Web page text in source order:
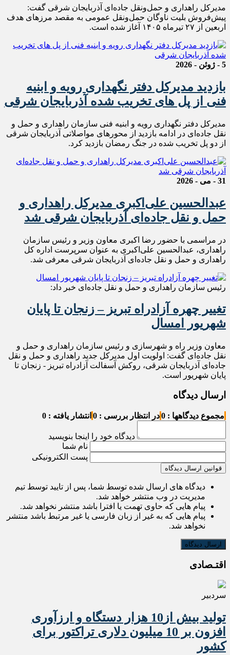
مدیرکل راهداری و حمل‌ونقل جاده‌ای آذربایجان شرقی گفت:
پیش‌فروش بلیت ناوگان حمل‌ونقل عمومی به مقصد مرزهای هدف
اربعین از ۲۷ تیرماه ۱۴۰۵ آغاز شده است.
5 - ژوئن - 2026
بازدید مدیرکل دفتر نگهداری رویه و ابنیه
فنی از پل های تخریب شده آذربایجان شرقی
مدیرکل دفتر نگهداری رویه و ابنیه فنی سازمان راهداری و حمل و
نقل جاده‌ای در ادامه بازدید از محورهای مواصلاتی آذربایجان شرقی
از دو‌ پل تخریب شده در جنگ رمضان بازدید کرد.
31 - می - 2026
عبدالحسین علی‌اکبری مدیرکل راهداری و
حمل و نقل جاده‌ای آذربایجان شرقی شد
در مراسمی با حضور رضا اکبری معاون وزیر و رئیس سازمان
راهداری، عبدالحسین علی‌اکبری به عنوان سرپرست اداره کل
راهداری و حمل و نقل جاده‌ای آذربایجان شرقی معرفی شد‌.
رئیس سازمان راهداری و حمل و نقل جاده‌ای خبر داد:
تغییر چهره آزادراه تبریز – زنجان تا پایان
شهریور امسال
معاون وزیر راه و شهرسازی و رئیس سازمان راهداری و حمل و
نقل جاده‌ای گفت: اولویت اول مدیرکل جدید راهداری و حمل و نقل
جاده‌ای آذربایجان شرقی، روکش آسفالت آزادراه تبریز - زنجان تا
پایان شهریور است.
ارسال دیدگاه
مجموع دیدگاهها : 0 در انتظار بررسی : 0 انتشار یافته : 0
دیدگاه خود را اینجا بنویسید
نام شما
پست الکترونیکی
قوانین ارسال دیدگاه
دیدگاه های ارسال شده توسط شما، پس از تایید توسط تیم
مدیریت در وب منتشر خواهد شد.
پیام هایی که حاوی تهمت یا افترا باشد منتشر نخواهد شد.
پیام هایی که به غیر از زبان فارسی یا غیر مرتبط باشد منتشر
نخواهد شد.
اقتـصادی
سردبیر
تولید بیش از10 هزار دستگاه و ارزآوری
افزون بر 10 میلیون دلاری تراکتور برای
کشور